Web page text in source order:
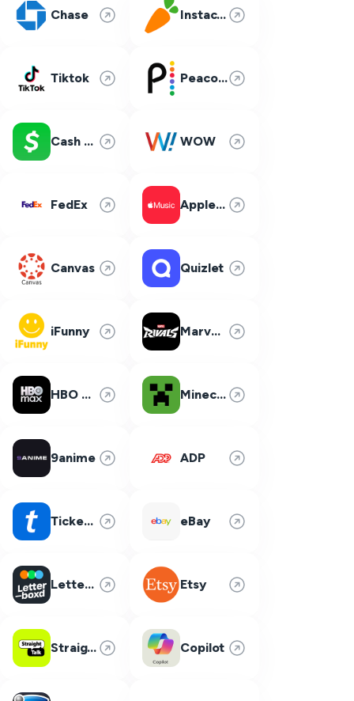
Chase Instacart
Tiktok Peacock
Cash App WOW
FedEx Apple Music
Canvas Quizlet
iFunny Marvel Rivals
HBO Max Minecraft
9anime ADP
Ticketmaster eBay
Letterboxd Etsy
Straight Talk Copilot